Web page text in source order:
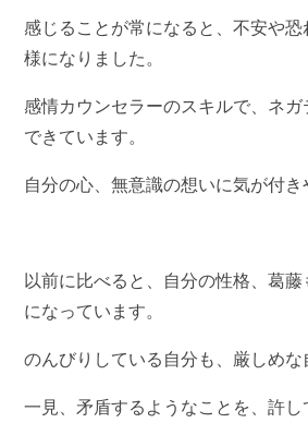
感じることが常になると、不安や
様になりました。
感情カウンセラーのスキルで、ネ
できています。
自分の心、無意識の想いに気が付き
以前に比べると、自分の性格、葛
になっています。
のんびりしている自分も、厳しめな
一見、矛盾するようなことを、許し